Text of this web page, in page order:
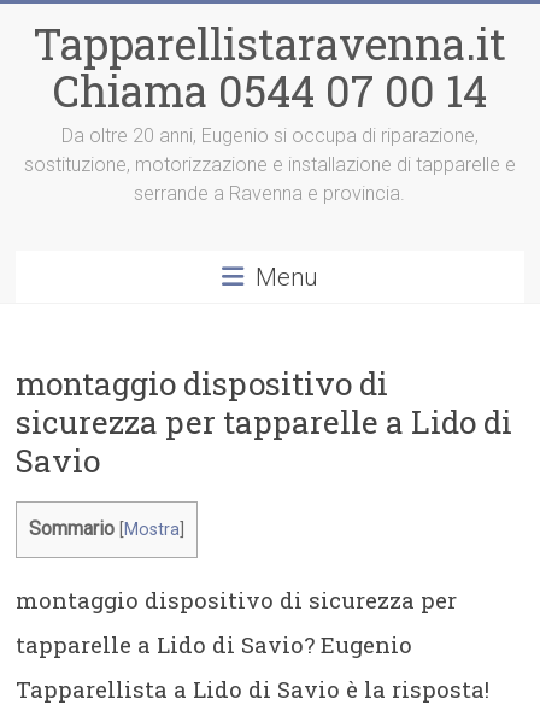
contenuto
Tapparellistaravenna.it
Chiama 0544 07 00 14
Da oltre 20 anni, Eugenio si occupa di riparazione,
sostituzione, motorizzazione e installazione di tapparelle e
serrande a Ravenna e provincia.
Menu
montaggio dispositivo di
sicurezza per tapparelle a Lido di
Savio
Sommario Mostra
montaggio dispositivo di sicurezza per
tapparelle a Lido di Savio? Eugenio
Tapparellista a Lido di Savio è la risposta!